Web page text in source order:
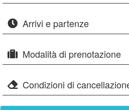
Arrivi e partenze
Modalità di prenotazione
Condizioni di